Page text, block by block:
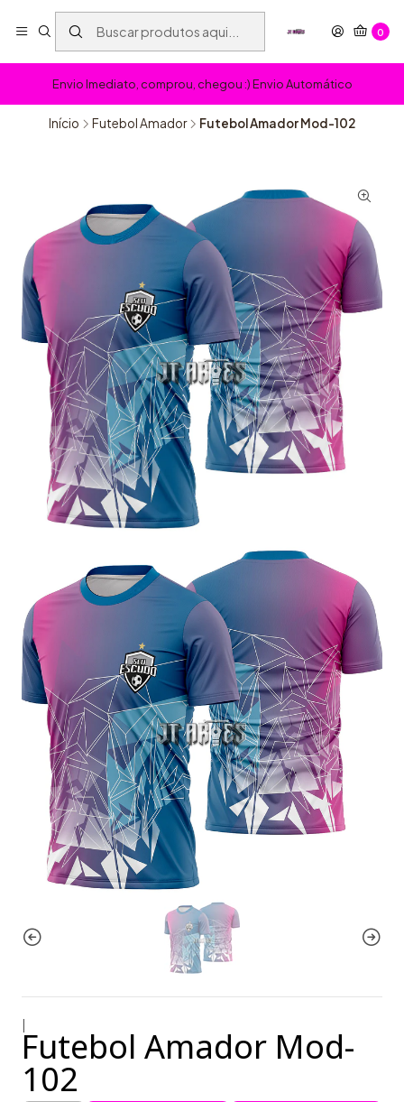
0
Envio Imediato, comprou, chegou :) Envio Automático
Início Futebol Amador Futebol Amador Mod-102
Futebol Amador Mod-
102